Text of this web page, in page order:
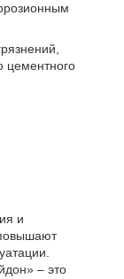
цементного
и
– это